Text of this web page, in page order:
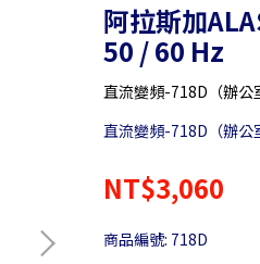
阿拉斯加
50 / 60 Hz
直流變頻-718D（辦公
直流變頻-718D（辦公
NT$3,060
商品編號: 718D